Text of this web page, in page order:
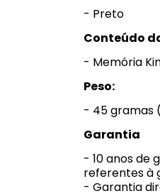
- Preto
Conteúdo
- Memória
Peso:
- 45 gramas
Garantia
- 10 anos de
referentes à
- Garantia